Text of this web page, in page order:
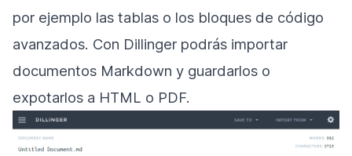
por ejemplo las tablas o los bloques de código
avanzados. Con Dillinger podrás importar
documentos Markdown y guardarlos o
expotarlos a HTML o PDF.